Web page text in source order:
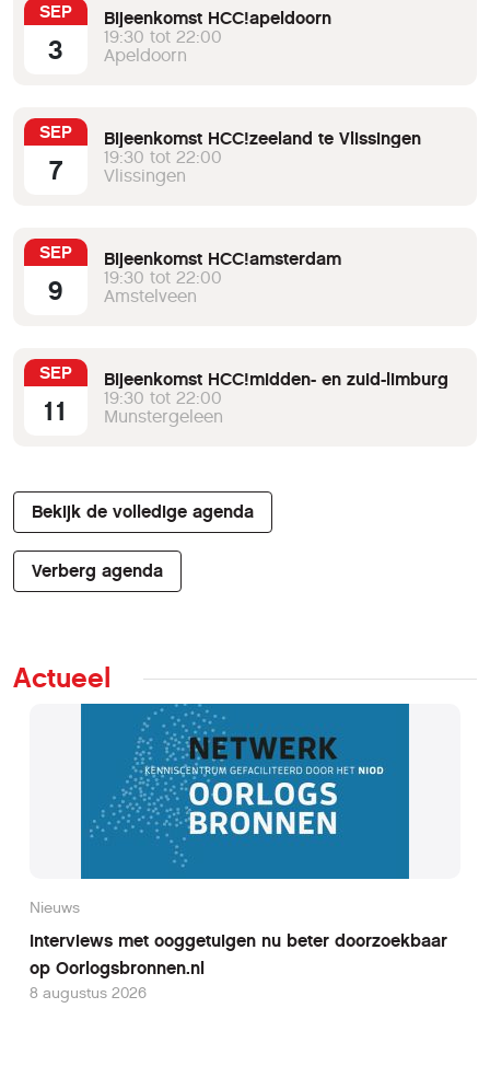
SEP
3
Bijeenkomst HCC!apeldoorn
19:30 tot 22:00
Apeldoorn
SEP
7
Bijeenkomst HCC!zeeland te Vlissingen
19:30 tot 22:00
Vlissingen
SEP
9
Bijeenkomst HCC!amsterdam
19:30 tot 22:00
Amstelveen
SEP
11
Bijeenkomst HCC!midden- en zuid-limburg
19:30 tot 22:00
Munstergeleen
Bekijk de volledige agenda
Verberg agenda
Actueel
Nieuws
Interviews met ooggetuigen nu beter doorzoekbaar
op Oorlogsbronnen.nl
8 augustus 2026